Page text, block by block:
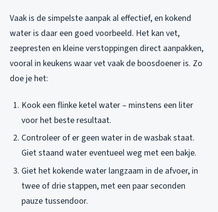
Vaak is de simpelste aanpak al effectief, en kokend
water is daar een goed voorbeeld. Het kan vet,
zeepresten en kleine verstoppingen direct aanpakken,
vooral in keukens waar vet vaak de boosdoener is. Zo
doe je het:
Kook een flinke ketel water – minstens een liter
voor het beste resultaat.
Controleer of er geen water in de wasbak staat.
Giet staand water eventueel weg met een bakje.
Giet het kokende water langzaam in de afvoer, in
twee of drie stappen, met een paar seconden
pauze tussendoor.